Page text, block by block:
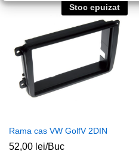
Stoc epuizat
Rama cas VW GolfV 2DIN
52,00 lei/Buc